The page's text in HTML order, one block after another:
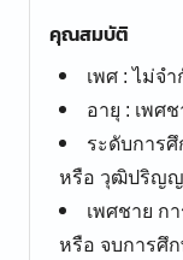
คุณสมบัติ
เพศ : ไม่จำ
อายุ : เพศ
ระดับการ
หรือ วุฒิปริญญ
เพศชาย ก
หรือ จบการศึ